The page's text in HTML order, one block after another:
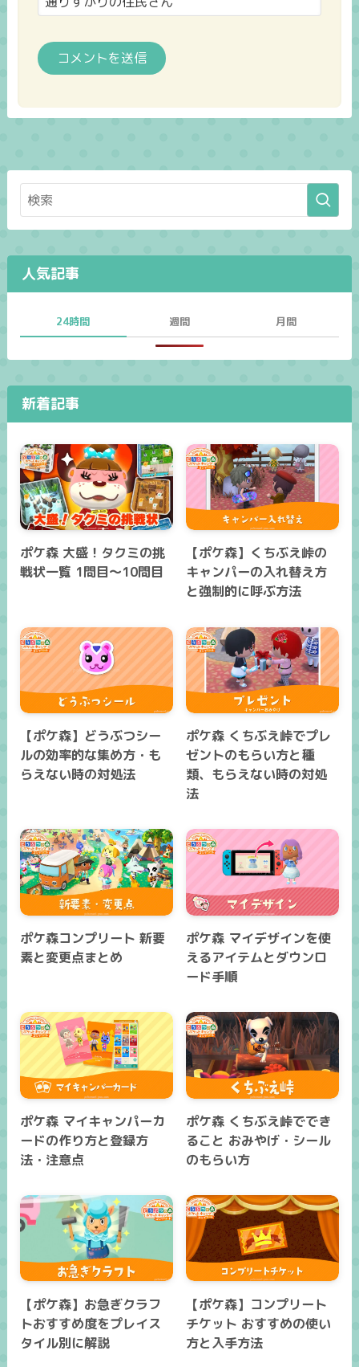
人気記事
24時間 週間 月間
新着記事
ポケ森 大盛！タクミの挑
戦状一覧 1問目～10問目
【ポケ森】くちぶえ峠の
キャンパーの入れ替え方
と強制的に呼ぶ方法
【ポケ森】どうぶつシー
ルの効率的な集め方・も
らえない時の対処法
ポケ森 くちぶえ峠でプレ
ゼントのもらい方と種
類、もらえない時の対処
法
ポケ森コンプリート 新要
素と変更点まとめ
ポケ森 マイデザインを使
えるアイテムとダウンロ
ード手順
ポケ森 マイキャンパーカ
ードの作り方と登録方
法・注意点
ポケ森 くちぶえ峠ででき
ること おみやげ・シール
のもらい方
【ポケ森】お急ぎクラフ
トおすすめ度をプレイス
タイル別に解説
【ポケ森】コンプリート
チケット おすすめの使い
方と入手方法